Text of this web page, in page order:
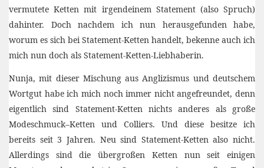
vermutete Ketten mit irgendeinem Statement (also Spruch)
dahinter. Doch nachdem ich nun herausgefunden habe,
worum es sich bei Statement-Ketten handelt, bekenne auch ich
mich nun doch als Statement-Ketten-Liebhaberin.
Nunja, mit dieser Mischung aus Anglizismus und deutschem
Wortgut habe ich mich noch immer nicht angefreundet, denn
eigentlich sind Statement-Ketten nichts anderes als große
Modeschmuck–Ketten und Colliers. Und diese besitze ich
bereits seit 3 Jahren. Neu sind Statement-Ketten also nicht.
Allerdings sind die übergroßen Ketten nun seit einigen